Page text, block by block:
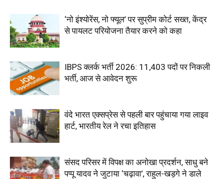
‘नो इंश्योरेंस, नो फ्यूल’ पर सुप्रीम कोर्ट सख्त, केंद्र
से पायलट परियोजना तैयार करने को कहा
IBPS क्लर्क भर्ती 2026: 11,403 पदों पर निकली
भर्ती, आज से आवेदन शुरू
वंदे भारत एक्सप्रेस से पहली बार पहुंचाया गया लाइव
हार्ट, भारतीय रेल ने रचा इतिहास
संसद परिसर में विपक्ष का अनोखा प्रदर्शन, साधु बने
पप्पू यादव ने जुटाया ‘चढ़ावा’, राहुल-खड़गे ने डाले